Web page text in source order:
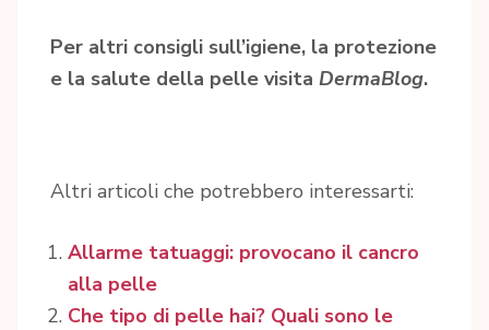
Per altri consigli sull’igiene, la protezione
e la salute della pelle visita DermaBlog.
Altri articoli che potrebbero interessarti:
Allarme tatuaggi: provocano il cancro
alla pelle
Che tipo di pelle hai? Quali sono le